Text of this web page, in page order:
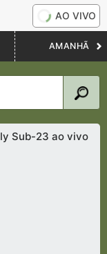
AO VIVO
AMANHÃ
Sub-23 ao vivo